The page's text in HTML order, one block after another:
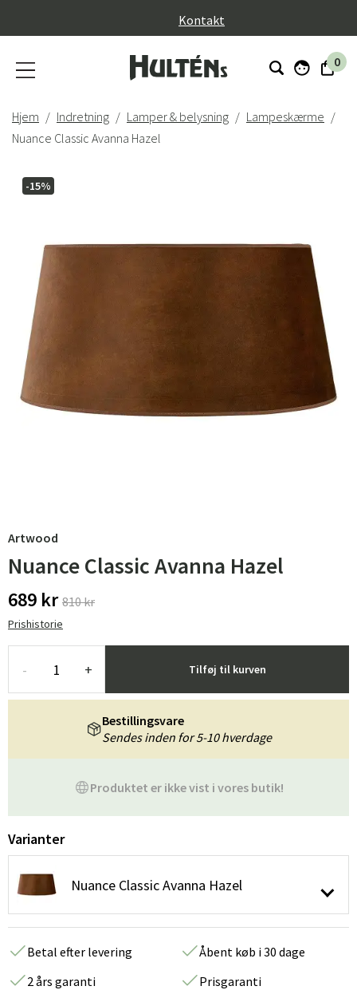
Kontakt
0
Hjem Indretning Lamper & belysning
Lampeskærme
Nuance Classic Avanna Hazel
-15%
Artwood
Nuance Classic Avanna Hazel
689 kr 810 kr
Prishistorie
- + Tilføj til kurven
Produktet er ikke vist i vores butik!
Bestillingsvare
Sendes inden for 5-10 hverdage
Varianter
Nuance Classic Avanna Hazel
Betal efter levering
Åbent køb i 30 dage
2 års garanti
Prisgaranti